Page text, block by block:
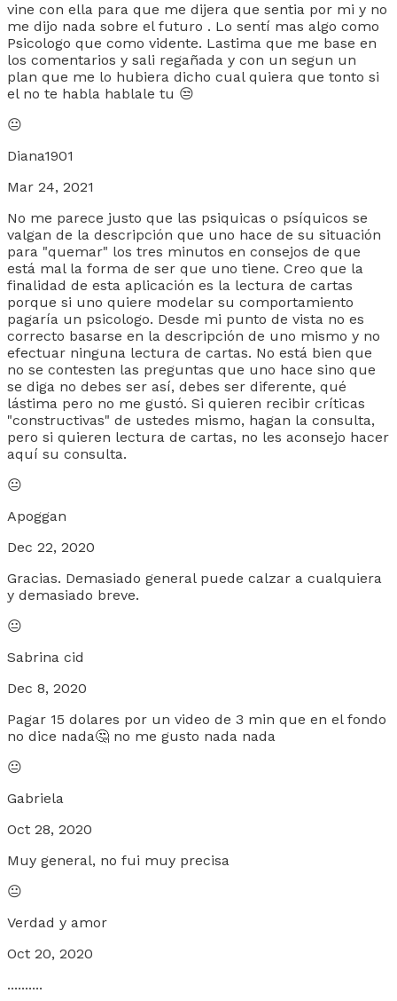
vine con ella para que me dijera que sentia por mi y no
me dijo nada sobre el futuro . Lo sentí mas algo como
Psicologo que como vidente. Lastima que me base en
los comentarios y sali regañada y con un segun un
plan que me lo hubiera dicho cual quiera que tonto si
el no te habla hablale tu 😒
😐
Diana1901
Mar 24, 2021
No me parece justo que las psiquicas o psíquicos se
valgan de la descripción que uno hace de su situación
para "quemar" los tres minutos en consejos de que
está mal la forma de ser que uno tiene. Creo que la
finalidad de esta aplicación es la lectura de cartas
porque si uno quiere modelar su comportamiento
pagaría un psicologo. Desde mi punto de vista no es
correcto basarse en la descripción de uno mismo y no
efectuar ninguna lectura de cartas. No está bien que
no se contesten las preguntas que uno hace sino que
se diga no debes ser así, debes ser diferente, qué
lástima pero no me gustó. Si quieren recibir críticas
"constructivas" de ustedes mismo, hagan la consulta,
pero si quieren lectura de cartas, no les aconsejo hacer
aquí su consulta.
😐
Apoggan
Dec 22, 2020
Gracias. Demasiado general puede calzar a cualquiera
y demasiado breve.
😐
Sabrina cid
Dec 8, 2020
Pagar 15 dolares por un video de 3 min que en el fondo
no dice nada🤔 no me gusto nada nada
😐
Gabriela
Oct 28, 2020
Muy general, no fui muy precisa
😐
Verdad y amor
Oct 20, 2020
..........